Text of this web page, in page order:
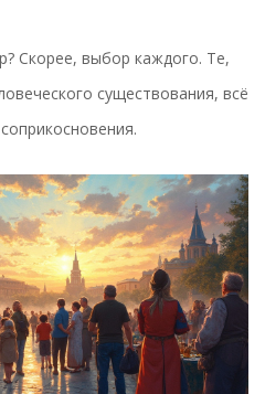
Скорее, выбор каждого. Те,
существования, всё